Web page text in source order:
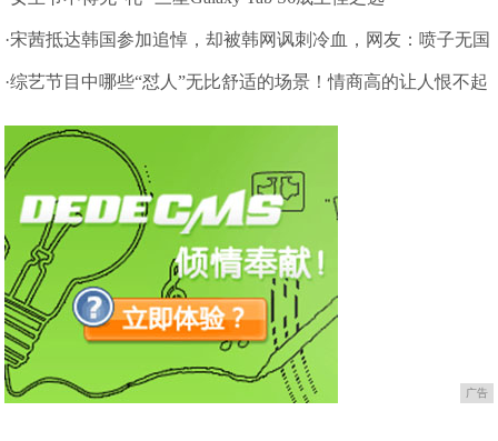
·宋茜抵达韩国参加追悼，却被韩网讽刺冷血，网友：喷子无国
界
·综艺节目中哪些“怼人”无比舒适的场景！情商高的让人恨不起
来
广告